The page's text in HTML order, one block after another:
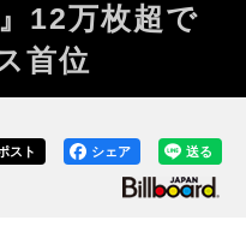
12万枚超で
首位
送る
シェア
スト